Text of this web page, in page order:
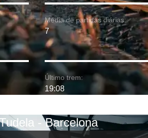
Média de partidas diárias:
7
Último trem:
19:08
- Barcelona